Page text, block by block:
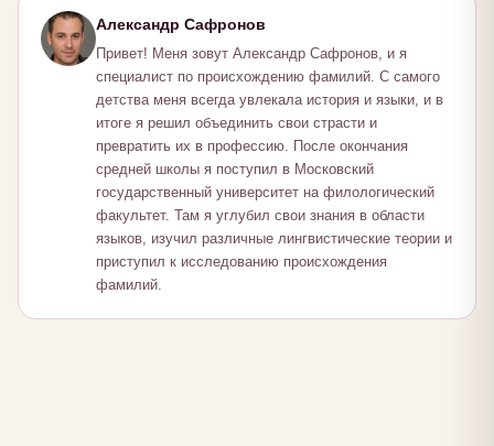
Александр Сафронов
Привет! Меня зовут Александр Сафронов, и я
специалист по происхождению фамилий. С самого
детства меня всегда увлекала история и языки, и в
итоге я решил объединить свои страсти и
превратить их в профессию. После окончания
средней школы я поступил в Московский
государственный университет на филологический
факультет. Там я углубил свои знания в области
языков, изучил различные лингвистические теории и
приступил к исследованию происхождения
фамилий.